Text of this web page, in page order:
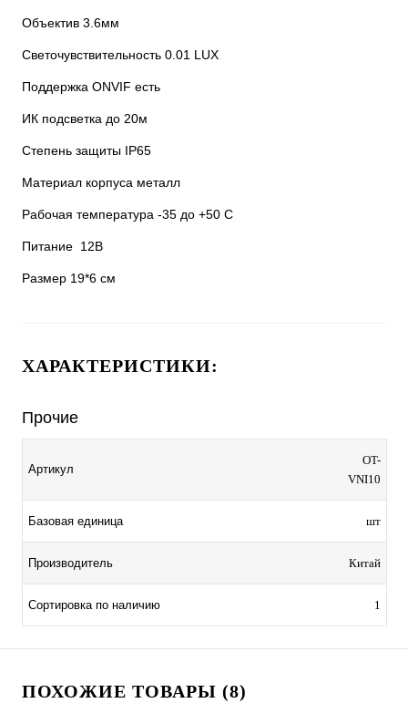
Объектив 3.6мм
Светочувствительность 0.01 LUX
Поддержка ONVIF есть
ИК подсветка до 20м
Степень защиты IP65
Материал корпуса металл
Рабочая температура -35 до +50 С
Питание 12В
Размер 19*6 см
ХАРАКТЕРИСТИКИ:
Прочие
Артикул
OT-
VNI10
Базовая единица шт
Производитель Китай
Сортировка по наличию 1
ПОХОЖИЕ ТОВАРЫ (8)